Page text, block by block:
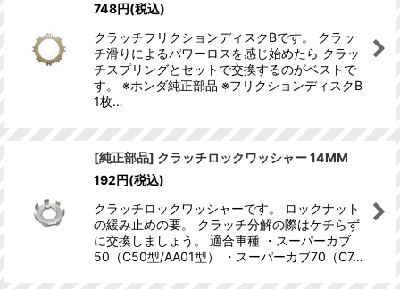
748円(税込)
クラッチフリクションディスクBです。 クラッ
チ滑りによるパワーロスを感じ始めたら クラッ
チスプリングとセットで交換するのがベストで
す。 ※ホンダ純正部品 ※フリクションディスクB
1枚…
[純正部品] クラッチロックワッシャー 14MM
192円(税込)
クラッチロックワッシャーです。 ロックナット
の緩み止めの要。 クラッチ分解の際はケチらず
に交換しましょう。 適合車種 ・スーパーカブ
50（C50型/AA01型） ・スーパーカブ70（C7…